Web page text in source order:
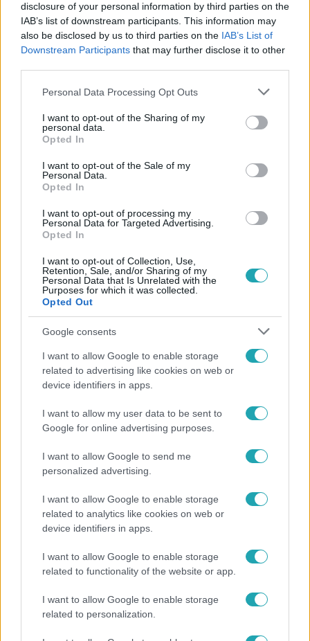
disclosure of your personal information by third parties on the
IAB’s list of downstream participants. This information may
also be disclosed by us to third parties on the IAB’s List of
Downstream Participants that may further disclose it to other
Please note that this website/app uses one or more Google
not limited to your visit or usage behaviour. You may click to
grant or deny consent to Google and its third-party tags to
use your data for below specified purposes in below Google
consent section.
Personal Data Processing Opt Outs
I want to opt-out of the Sharing of my
personal data.
Opted In
I want to opt-out of the Sale of my
Personal Data.
Opted In
I want to opt-out of processing my
Personal Data for Targeted Advertising.
Opted In
I want to opt-out of Collection, Use,
Retention, Sale, and/or Sharing of my
Personal Data that Is Unrelated with the
Purposes for which it was collected.
Opted Out
Google consents
I want to allow Google to enable storage
related to advertising like cookies on web or
device identifiers in apps.
I want to allow my user data to be sent to
Google for online advertising purposes.
I want to allow Google to send me
personalized advertising.
I want to allow Google to enable storage
related to analytics like cookies on web or
device identifiers in apps.
I want to allow Google to enable storage
related to functionality of the website or app.
I want to allow Google to enable storage
related to personalization.
Kecskefejésben bizonyítottak Sárközi Ákos
szakácsai
egy tanyán kellett dolgoznia az Éttermek csatájában.
Eldőlt, hogy Molnár Attila a legjobb kecskefejő.
Éttermek csatája
Ők Sárközi Ákos versenyzői – összeállt a Paletta
Bemutatkozik Sárközi Ákos kék csapata, a Paletta. Vajon
Timofi Irén, Antal Márió vagy más versenyző lesz a végső
győztes?